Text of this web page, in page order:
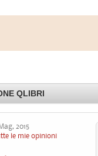
QLIBRI
2015
le mie opinioni